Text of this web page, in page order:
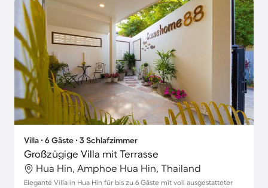
Villa ∙ 6 Gäste ∙ 3 Schlafzimmer
Großzügige Villa mit Terrasse
Hua Hin, Amphoe Hua Hin, Thailand
Elegante Villa in Hua Hin für bis zu 6 Gäste mit voll ausgestatteter